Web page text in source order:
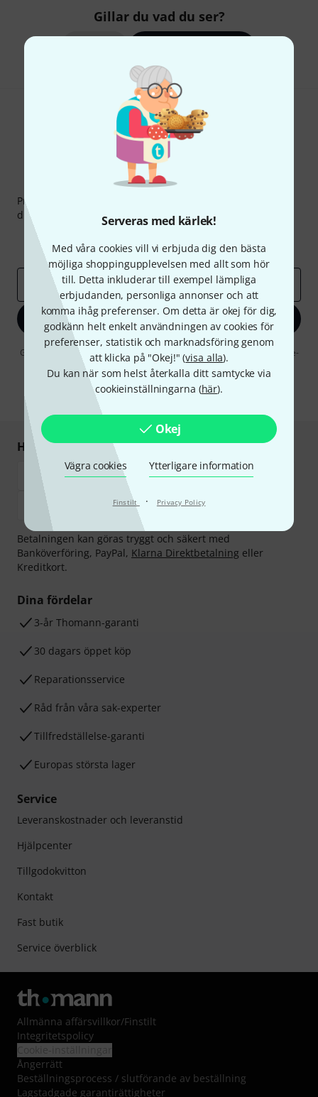
Serveras med kärlek!
Med våra cookies vill vi erbjuda dig den bästa
möjliga shoppingupplevelsen med allt som hör
till. Detta inkluderar till exempel lämpliga
erbjudanden, personliga annonser och att
komma ihåg preferenser. Om detta är okej för dig,
godkänn helt enkelt användningen av cookies för
preferenser, statistik och marknadsföring genom
att klicka på "Okej!" (visa alla).
Du kan när som helst återkalla ditt samtycke via
cookieinställningarna (här).
Okej
Vägra cookies Ytterligare information
Finstilt · Privacy Policy
Gillar du vad du ser?
Thomann nyhetsbrev
Prenumererar på Thomanns Nyhetsbrev på engelska och
du kan med lite tur vinna en
50 kupongvärd
Thomann Insikter
E-postadress*
Registrera dig nu
Genom att klicka på "Registrera dig nu" samtycker jag till att ta emot e-
postreklam. Avregistrering är möjlig när som helst. Du finner mer
information om nyhetsbrevet i vårsekretesspolicy .
* Nödvändig
Handla och betala säkert
Betalningen kan göras tryggt och säkert med
Banköverföring, PayPal, Klarna Direktbetalning eller
Kreditkort.
Dina fördelar
3-år Thomann-garanti
30 dagars öppet köp
Reparationsservice
Råd från våra sak-experter
Tillfredställelse-garanti
Europas största lager
Service
Leveranskostnader och leveranstid
Hjälpcenter
Tillgodokvitton
Kontakt
Fast butik
Service överblick
Allmänna affärsvillkor/Finstilt
Integritetspolicy
Ångerrätt
Beställningsprocess / slutförande av beställning
Lagstadgade garantirättigheter